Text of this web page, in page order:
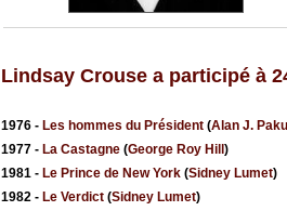
Lindsay Crouse a participé à
1976 - Les hommes du Président (Alan J.
1977 - La Castagne (George Roy Hill)
1981 - Le Prince de New York (Sidney Lumet)
1982 - Le Verdict (Sidney Lumet)